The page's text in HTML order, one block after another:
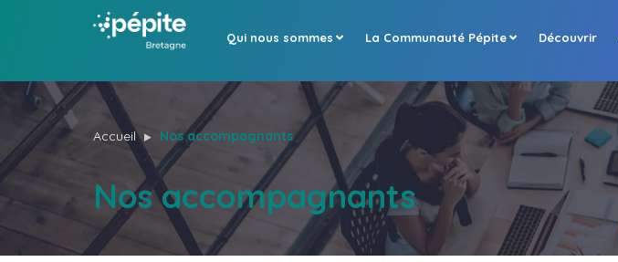
Qui nous sommes La Communauté Pépite Découvrir
Accueil Nos accompagnants
Nos accompagnants